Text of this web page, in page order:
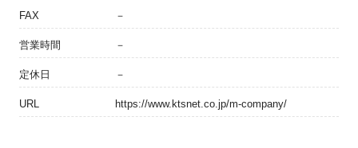
FAX －
営業時間 －
定休日 －
URL https://www.ktsnet.co.jp/m-company/